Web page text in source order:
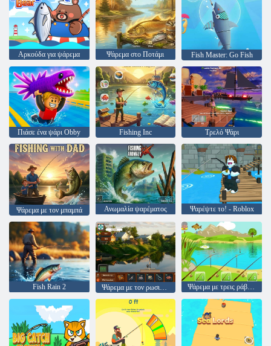
Αρκούδα για ψάρεμα Ψάρεμα στο Ποτάμι Fish Master: Go Fish
Πιάσε ένα ψάρι Obby Fishing Inc Τρελό Ψάρι
Ψάρεμα με τον μπαμπά Ανωμαλία ψαρέματος Ψαρέψτε το! - Roblox
Fish Rain 2 Ψάρεμα με τον ρωσικό τρόπο Ψάρεμα με τρεις ράβδους